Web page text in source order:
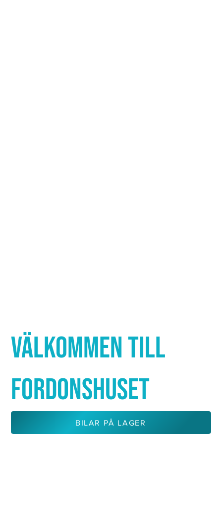
VÄLKOMMEN TILL
FORDONSHUSET
BILAR PÅ LAGER